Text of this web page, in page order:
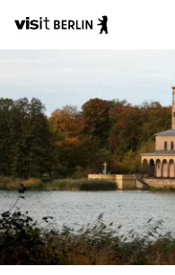
principale
Portale
ufficiale
Berlino